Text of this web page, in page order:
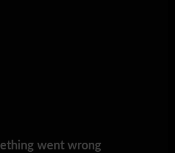
went wrong